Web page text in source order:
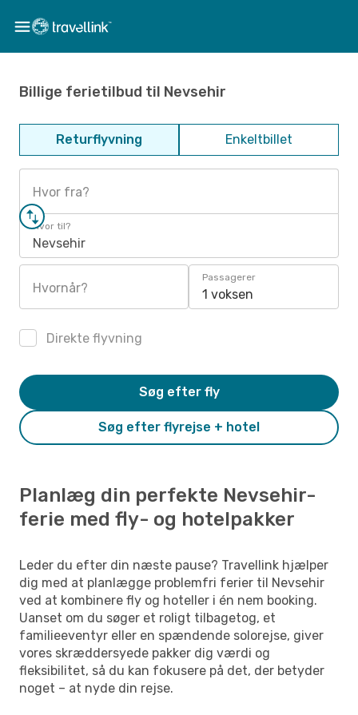
Billige ferietilbud til Nevsehir
Returflyvning Enkeltbillet
Hvor fra?
Hvor til?
Nevsehir
Hvornår?
Passagerer
1 voksen
Direkte flyvning
Søg efter flyrejse + hotel
Søg efter fly
Planlæg din perfekte Nevsehir-
ferie med fly- og hotelpakker
Leder du efter din næste pause? Travellink hjælper
dig med at planlægge problemfri ferier til Nevsehir
ved at kombinere fly og hoteller i én nem booking.
Uanset om du søger et roligt tilbagetog, et
familieeventyr eller en spændende solorejse, giver
vores skræddersyede pakker dig værdi og
fleksibilitet, så du kan fokusere på det, der betyder
noget – at nyde din rejse.